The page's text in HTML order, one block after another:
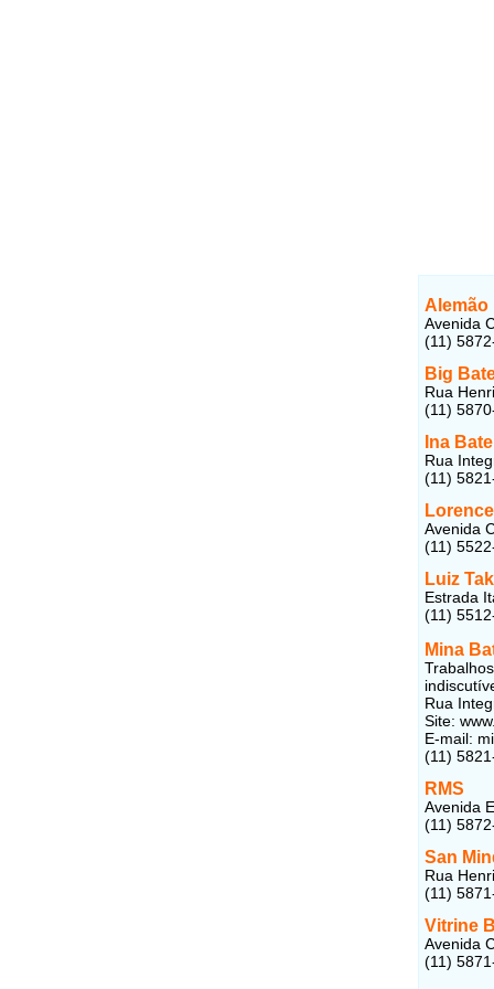
Alemão
Avenida
(11)
Big
Rua
(11)
Ina
Rua
(11)
Avenida
(11)
Luiz
Estrada
(11)
Mina
Rua
Site:
E-mail:
(11)
RMS
Avenida
(11)
San
Rua
(11)
Vitrine
Avenida
(11)